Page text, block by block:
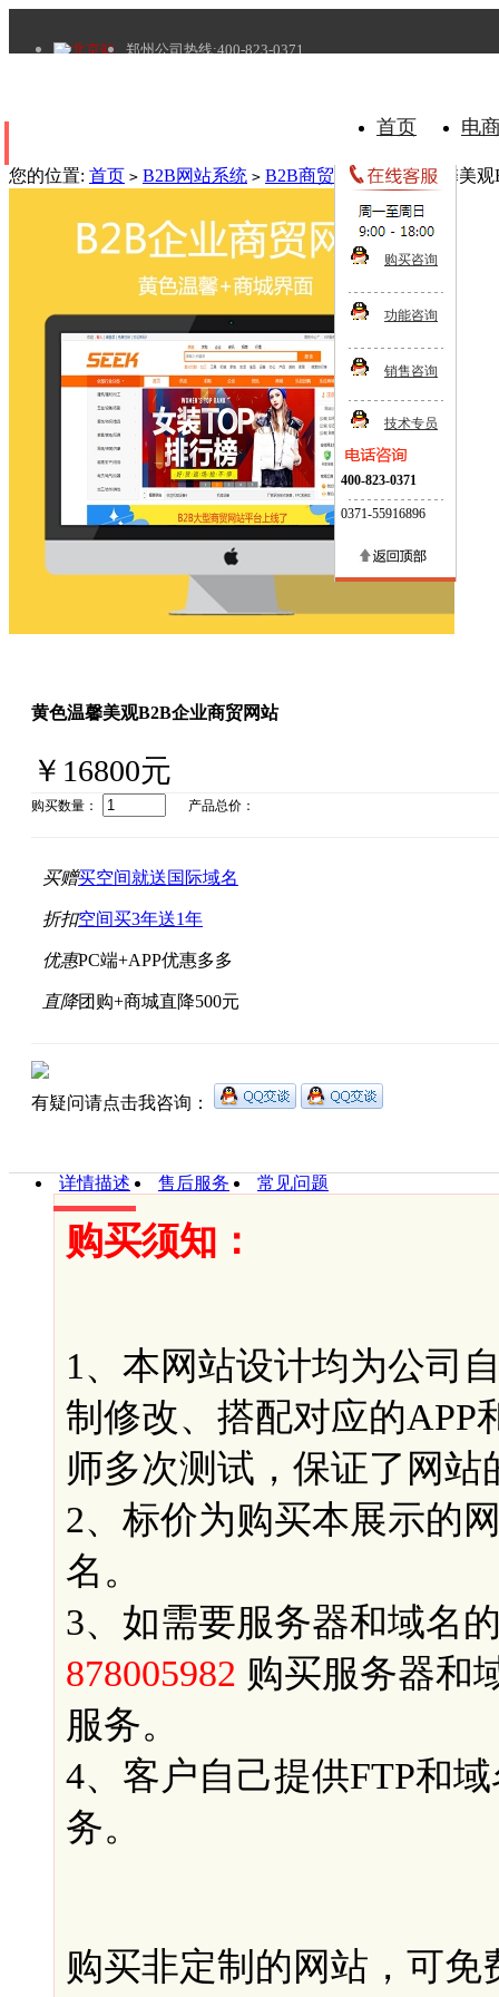
北京站 郑州公司热线:400-823-0371
首页 电
您的位置: 首页 > B2B网站系统 > B2B商贸平台 >黄色温馨美观
黄色温馨美观B2B企业商贸网站
￥16800元
购买数量： 产品总价：
买赠买空间就送国际域名
折扣空间买3年送1年
优惠PC端+APP优惠多多
直降团购+商城直降500元
有疑问请点击我咨询：
详情描述 售后服务 常见问题
购买须知：
1、本网站设计均为公司
制修改、搭配对应的APP
师多次测试，保证了网
2、标价为购买本展示的
名。
3、如需要服务器和域名
878005982 购买服务器和
服务。
4、客户自己提供FTP和
务。
购买非定制的网站，可
购买咨询
功能咨询
销售咨询
技术专员
400-823-0371
0371-55916896